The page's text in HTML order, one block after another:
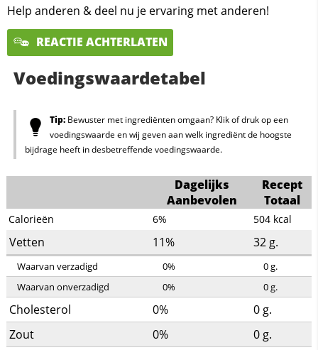
Help anderen & deel nu je ervaring met anderen!
REACTIE ACHTERLATEN
Voedingswaardetabel
Tip:Bewuster met ingrediënten omgaan? Klik of druk op een
voedingswaarde en wij geven aan welk ingrediënt de hoogste
bijdrage heeft in desbetreffende voedingswaarde.
Dagelijks
Aanbevolen
Recept
Totaal
Calorieën 6% 504 kcal
Vetten 11% 32 g.
Waarvan verzadigd 0% 0g.
Waarvan onverzadigd
0% 0g.
Cholesterol 0% 0 g.
Zout
0% 0 g.